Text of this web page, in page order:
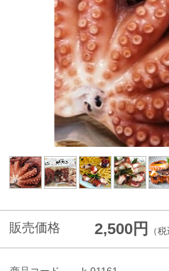
販売価格 2,500円 （